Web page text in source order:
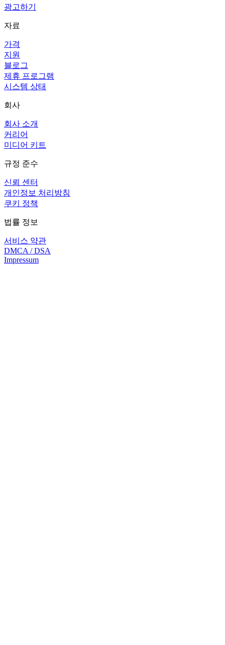
광고하기
자료
가격
지원
블로그
제휴 프로그램
시스템 상태
회사
회사 소개
커리어
미디어 키트
규정 준수
신뢰 센터
개인정보 처리방침
쿠키 정책
법률 정보
서비스 약관
DMCA / DSA
Impressum